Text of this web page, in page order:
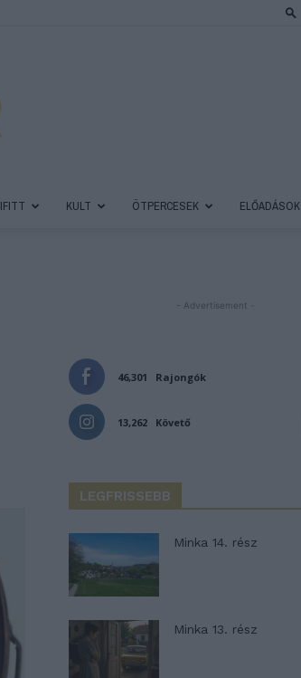
KULT ÖTPERCESEK ELŐADÁSOK
- Advertisement -
46,301 Rajongók
13,262 Követő
LEGFRISSEBB
Minka 14. rész
Minka 13. rész